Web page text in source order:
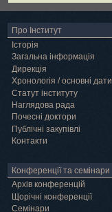
Про Інститут
Історія
Загальна інформація
Дирекція
Хронологія / основні дати
Статут інституту
Наглядова рада
Почесні доктори
Публічні закупівлі
Контакти
Конференції та семінари
Архів конференцій
Щорічні конференції
Семінари